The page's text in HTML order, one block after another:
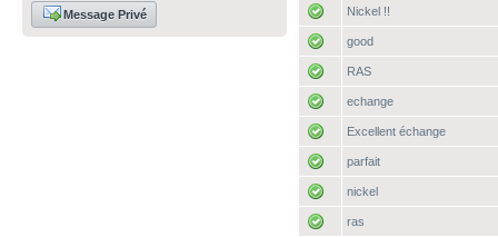
Message Privé
Nickel !!
good
RAS
echange
Excellent échange
parfait
nickel
ras